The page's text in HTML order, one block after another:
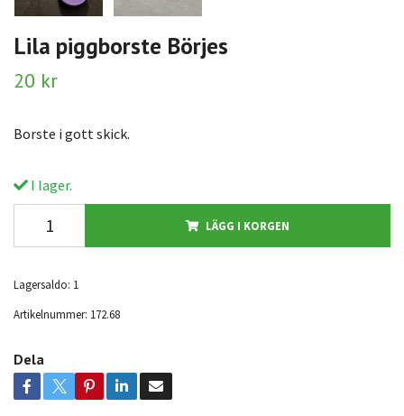
Lila piggborste Börjes
20 kr
Borste i gott skick.
I lager.
LÄGG I KORGEN
Lagersaldo: 1
Artikelnummer: 172.68
Dela